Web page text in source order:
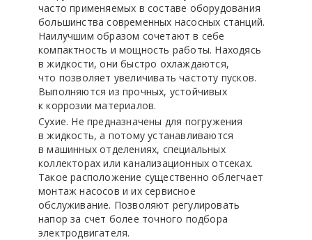
часто применяемых в составе оборудования
большинства современных насосных станций.
Наилучшим образом сочетают в себе
компактность и мощность работы. Находясь
в жидкости, они быстро охлаждаются,
что позволяет увеличивать частоту пусков.
Выполняются из прочных, устойчивых
к коррозии материалов.
Сухие. Не предназначены для погружения
в жидкость, а потому устанавливаются
в машинных отделениях, специальных
коллекторах или канализационных отсеках.
Такое расположение существенно облегчает
монтаж насосов и их сервисное
обслуживание. Позволяют регулировать
напор за счет более точного подбора
электродвигателя.